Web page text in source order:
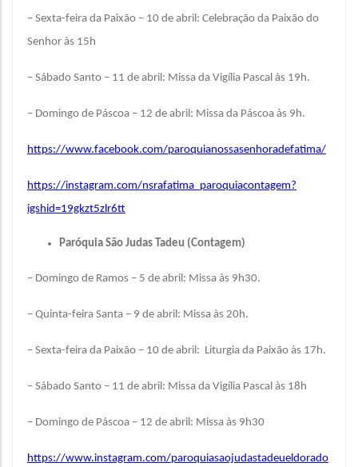
– Sexta-feira da Paixão – 10 de abril: Celebração da Paixão do
Senhor às 15h
– Sábado Santo – 11 de abril: Missa da Vigília Pascal às 19h.
– Domingo de Páscoa – 12 de abril: Missa da Páscoa às 9h.
https://www.facebook.com/paroquianossasenhoradefatima/
https://instagram.com/nsrafatima_paroquiacontagem?
igshid=19gkzt5zlr6tt
Paróquia São Judas Tadeu (Contagem)
– Domingo de Ramos – 5 de abril: Missa às 9h30.
– Quinta-feira Santa – 9 de abril: Missa às 20h.
– Sexta-feira da Paixão – 10 de abril: Liturgia da Paixão às 17h.
– Sábado Santo – 11 de abril: Missa da Vigília Pascal às 18h
– Domingo de Páscoa – 12 de abril: Missa às 9h30
https://www.instagram.com/paroquiasaojudastadeueldorado